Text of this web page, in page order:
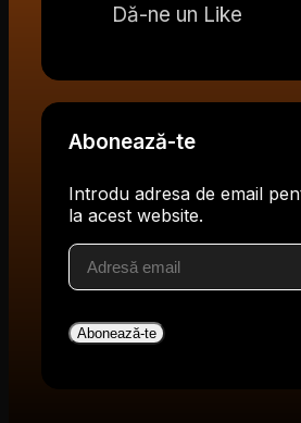
Dă-ne un Like
Abonează-te
Introdu adresa de email
la acest website.
Adresă
email
Abonează-te